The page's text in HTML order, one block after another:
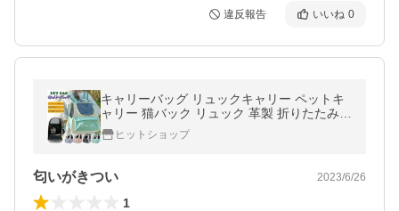
違反報告 いいね 0
キャリーバッグ リュックキャリー ペットキ
ャリー 猫バック リュック 革製 折りたたみ
猫キャリー 透明窓 ペットキャリーバッグ 選
べる4色
ヒットショップ
匂いがきつい 2023/6/26
1